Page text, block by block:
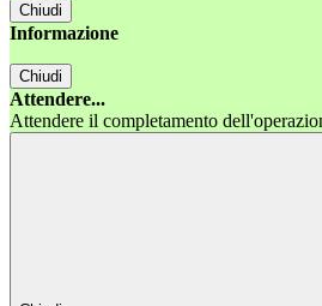
Chiudi
Informazione
Chiudi
Attendere...
Attendere il completamento